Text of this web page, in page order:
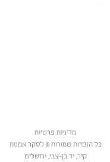
מדיניות פרטיות
כל הזכויות שמורות © לסקר אמנות
קיר, יד בן-צבי, ירושלים